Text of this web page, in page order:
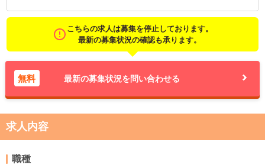
こちらの求人は募集を停止しております。
最新の募集状況の確認も承ります。
無料 最新の募集状況を問い合わせる
求人内容
職種